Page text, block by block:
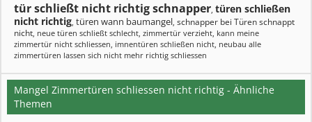
tür schließt nicht richtig schnapper, türen schließen
nicht richtig, türen wann baumangel, schnapper bei Türen schnappt
nicht, neue türen schließt schlecht, zimmertür verzieht, kann meine
zimmertür nicht schliessen, imnentüren schließen nicht, neubau alle
zimmertüren lassen sich nicht mehr richtig schliessen
Mangel Zimmertüren schliessen nicht richtig - Ähnliche
Themen